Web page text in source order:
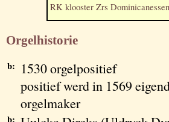
RK klooster Zrs
Orgelhistorie
b: 1530 orgelpositief
positief werd in 1569
orgelmaker
b: